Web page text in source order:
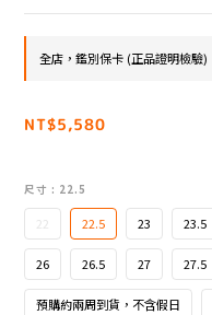
全店，鑑別保卡 (正品證明檢驗)
NT$5,580
尺寸 : 22.5
22 22.5 23 23.5
26 26.5 27 27.5
預購約兩周到貨，不含假日